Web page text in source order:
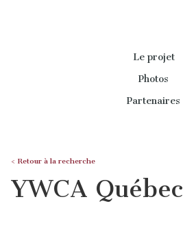
Le projet
Photos
Partenaires
< Retour à la recherche
YWCA Québec